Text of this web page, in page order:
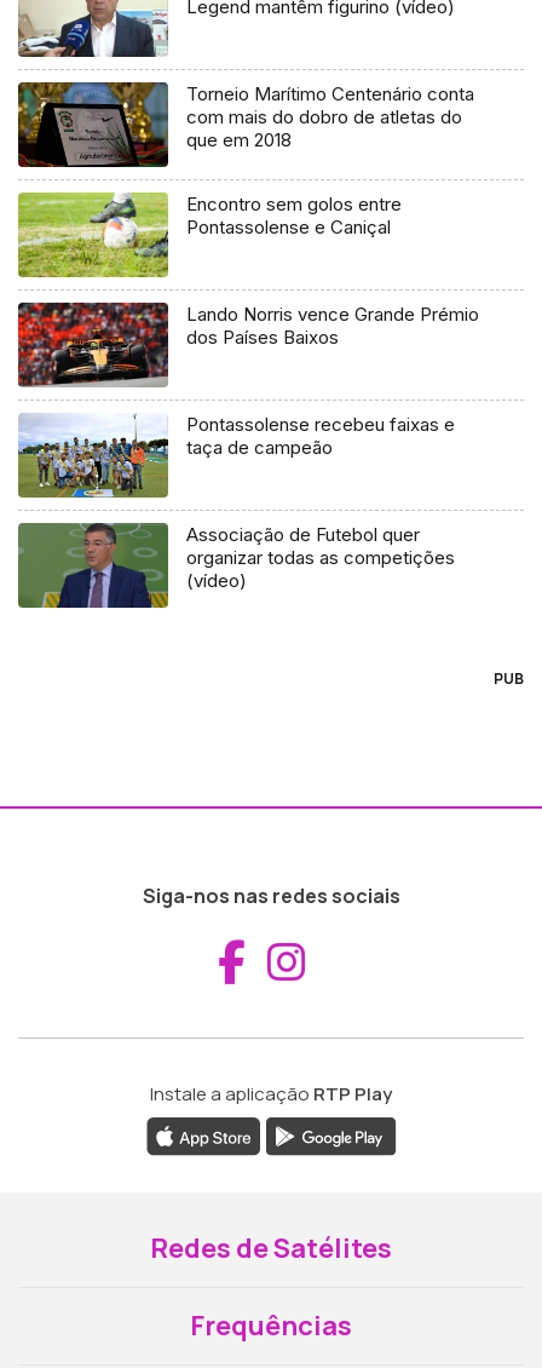
Legend mantêm figurino (vídeo)
Torneio Marítimo Centenário conta
com mais do dobro de atletas do
que em 2018
Encontro sem golos entre
Pontassolense e Caniçal
Lando Norris vence Grande Prémio
dos Países Baixos
Pontassolense recebeu faixas e
taça de campeão
Associação de Futebol quer
organizar todas as competições
(vídeo)
PUB
Siga-nos nas redes sociais
Aceder ao
Instale a aplicação RTP Play
Redes de Satélites
Frequências